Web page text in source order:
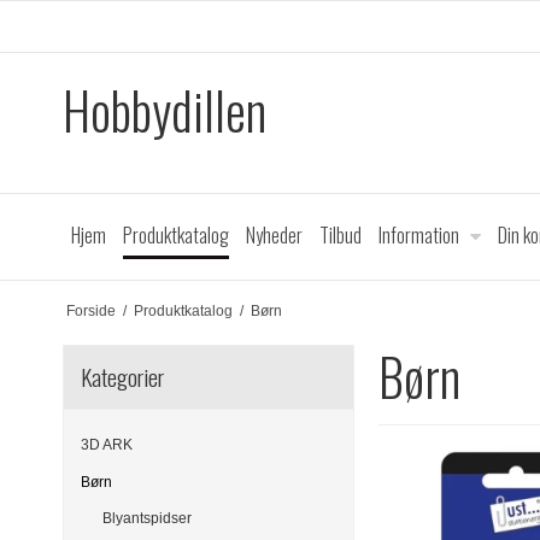
Hobbydillen
Hjem Produktkatalog Nyheder Tilbud Information Din
Forside / Produktkatalog / Børn
Kategorier
3D ARK
Børn
Blyantspidser
Børn